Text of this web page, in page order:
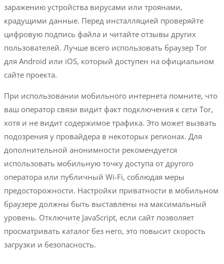
заражению устройства вирусами или троянами,
крадущими данные. Перед инсталляцией проверяйте
цифровую подпись файла и читайте отзывы других
пользователей. Лучше всего использовать браузер Tor
для Android или iOS, который доступен на официальном
сайте проекта.
При использовании мобильного интернета помните, что
ваш оператор связи видит факт подключения к сети Tor,
хотя и не видит содержимое трафика. Это может вызвать
подозрения у провайдера в некоторых регионах. Для
дополнительной анонимности рекомендуется
использовать мобильную точку доступа от другого
оператора или публичный Wi-Fi, соблюдая меры
предосторожности. Настройки приватности в мобильном
браузере должны быть выставлены на максимальный
уровень. Отключите JavaScript, если сайт позволяет
просматривать каталог без него, это повысит скорость
загрузки и безопасность.